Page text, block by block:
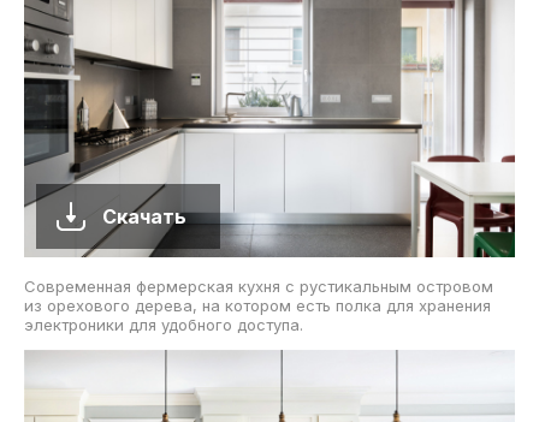
Скачать
Современная фермерская кухня с рустикальным островом
из орехового дерева, на котором есть полка для хранения
электроники для удобного доступа.